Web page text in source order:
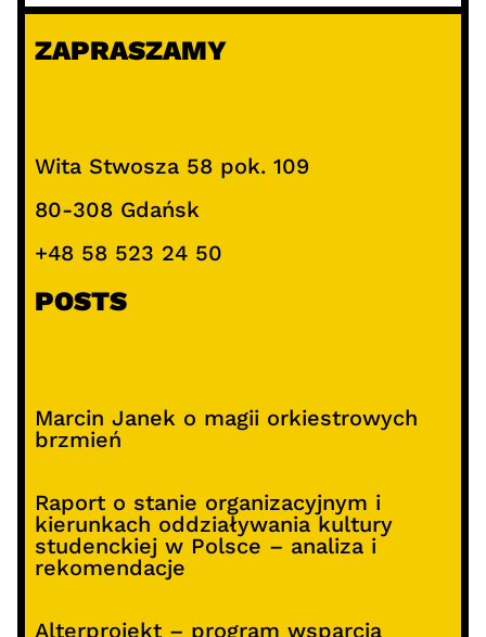
ZAPRASZAMY
Wita Stwosza 58 pok. 109
80-308 Gdańsk
+48 58 523 24 50
POSTS
Marcin Janek o magii orkiestrowych
brzmień
Raport o stanie organizacyjnym i
kierunkach oddziaływania kultury
studenckiej w Polsce – analiza i
rekomendacje
Alterprojekt – program wsparcia